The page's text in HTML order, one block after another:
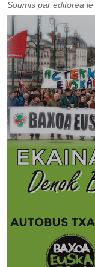
Soumis par editorea le